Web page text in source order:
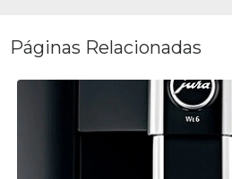
Páginas Relacionadas